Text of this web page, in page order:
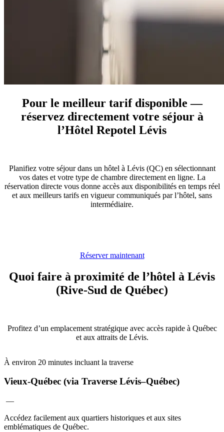
Pour le meilleur tarif disponible―
réservez directement votre séjour à
l’Hôtel Repotel Lévis
Planifiez votre séjour dans un hôtel à Lévis (QC) en sélectionnant
vos dates et votre type de chambre directement en ligne. La
réservation directe vous donne accès aux disponibilités en temps réel
et aux meilleurs tarifs en vigueur communiqués par l’hôtel, sans
intermédiaire.
Réserver maintenant
Quoi faire à proximité de l’hôtel à Lévis
(Rive-Sud de Québec)
Profitez d’un emplacement stratégique avec accès rapide à Québec
et aux attraits de Lévis.
À environ 20 minutes incluant la traverse
Vieux-Québec (via Traverse Lévis–Québec)
―
Accédez facilement aux quartiers historiques et aux sites
emblématiques de Québec.